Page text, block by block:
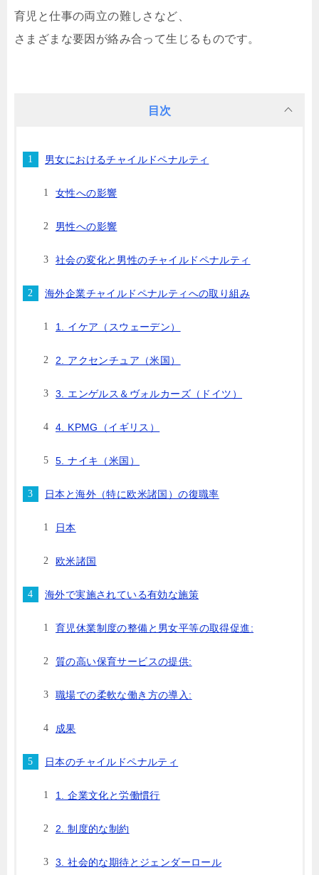
育児と仕事の両立の難しさなど、
さまざまな要因が絡み合って生じるものです。
目次
男女におけるチャイルドペナルティ
女性への影響
男性への影響
社会の変化と男性のチャイルドペナルティ
海外企業チャイルドペナルティへの取り組み
1. イケア（スウェーデン）
2. アクセンチュア（米国）
3. エンゲルス＆ヴォルカーズ（ドイツ）
4. KPMG（イギリス）
5. ナイキ（米国）
日本と海外（特に欧米諸国）の復職率
日本
欧米諸国
海外で実施されている有効な施策
育児休業制度の整備と男女平等の取得促進:
質の高い保育サービスの提供:
職場での柔軟な働き方の導入:
成果
日本のチャイルドペナルティ
1. 企業文化と労働慣行
2. 制度的な制約
3. 社会的な期待とジェンダーロール